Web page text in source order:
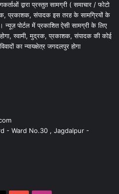
द्वारा प्रस्तुत सामग्री ( समाचार / फोटो
प्रकाशक, संपादक इस तरह के सामग्रियों के
न्यूज़ पोर्टल में प्रकाशित ऐसी सामग्री के लिए
स्वामी, मुद्रक, प्रकाशक, संपादक की कोई
का न्यायक्षेत्र जगदलपुर होगा
- Ward No.30 , Jagdalpur -